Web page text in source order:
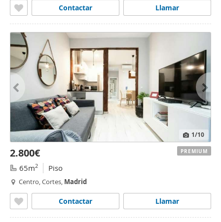
Llamar
Contactar
1/10
2.800€
65m2 Piso
Centro, Cortes, Madrid
Llamar
Contactar
PREMIUM